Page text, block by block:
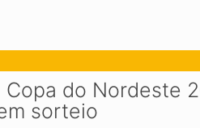
Copa do Nordeste
sorteio